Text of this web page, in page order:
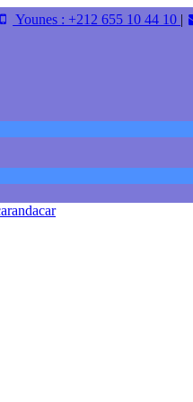
Younes : +212 655 10 44 10 |